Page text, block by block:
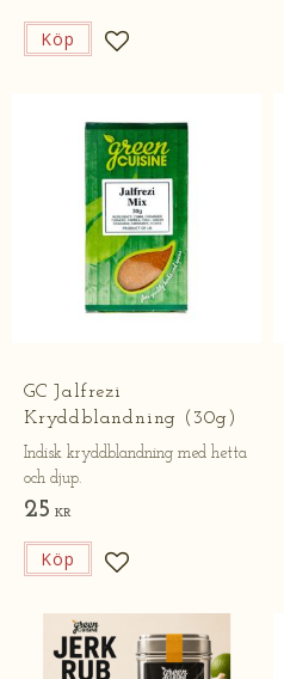
Lägg till i favoriter
Köp
GC Jalfrezi
Kryddblandning (30g)
Indisk kryddblandning med hetta
och djup.
25 KR
Lägg till i favoriter
Köp